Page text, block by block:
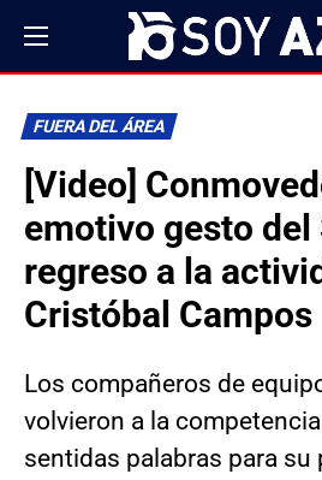
FUERA DEL ÁREA
[Video]
emotivo gesto del
regreso a la
Cristóbal Campos
Los compañeros de
volvieron a la
sentidas palabras para su